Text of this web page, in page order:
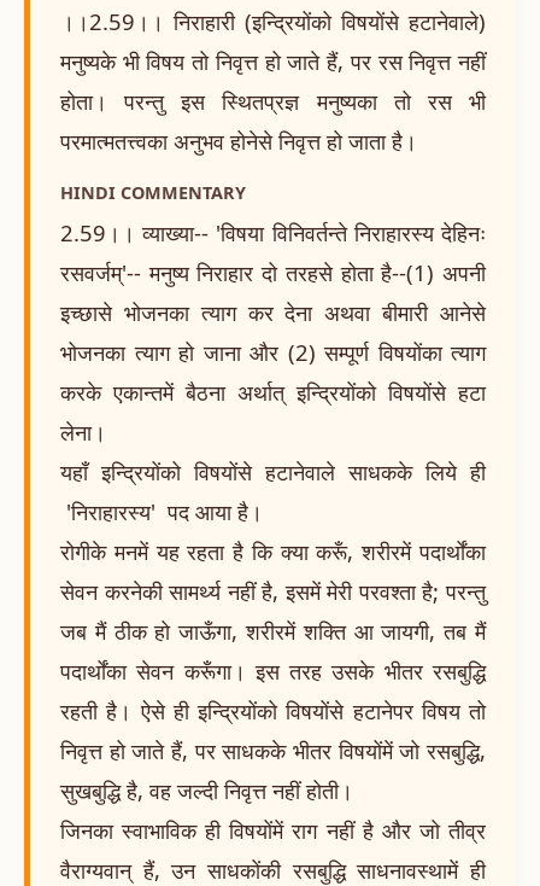
।।2.59।। निराहारी (इन्द्रियोंको विषयोंसे हटानेवाले)
मनुष्यके भी विषय तो निवृत्त हो जाते हैं, पर रस निवृत्त नहीं
होता। परन्तु इस स्थितप्रज्ञ मनुष्यका तो रस भी
परमात्मतत्त्वका अनुभव होनेसे निवृत्त हो जाता है।
HINDI COMMENTARY
2.59।। व्याख्या-- 'विषया विनिवर्तन्ते निराहारस्य देहिनः
रसवर्जम्'-- मनुष्य निराहार दो तरहसे होता है--(1) अपनी
इच्छासे भोजनका त्याग कर देना अथवा बीमारी आनेसे
भोजनका त्याग हो जाना और (2) सम्पूर्ण विषयोंका त्याग
करके एकान्तमें बैठना अर्थात् इन्द्रियोंको विषयोंसे हटा
लेना।
यहाँ इन्द्रियोंको विषयोंसे हटानेवाले साधकके लिये ही
'निराहारस्य' पद आया है।
रोगीके मनमें यह रहता है कि क्या करूँ, शरीरमें पदार्थोंका
सेवन करनेकी सामर्थ्य नहीं है, इसमें मेरी परवश्ता है; परन्तु
जब मैं ठीक हो जाऊँगा, शरीरमें शक्ति आ जायगी, तब मैं
पदार्थोंका सेवन करूँगा। इस तरह उसके भीतर रसबुद्धि
रहती है। ऐसे ही इन्द्रियोंको विषयोंसे हटानेपर विषय तो
निवृत्त हो जाते हैं, पर साधकके भीतर विषयोंमें जो रसबुद्धि,
सुखबुद्धि है, वह जल्दी निवृत्त नहीं होती।
जिनका स्वाभाविक ही विषयोंमें राग नहीं है और जो तीव्र
वैराग्यवान् हैं, उन साधकोंकी रसबुद्धि साधनावस्थामें ही